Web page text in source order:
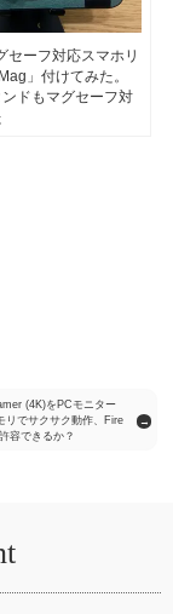
セーフ対応スマホリ
」付けてみた。
ドもマグセーフ対
(4K)をPCモニター
リでサクサク動作、Fire
容できるか？
→